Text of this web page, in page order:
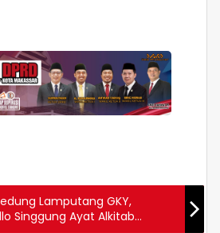
Lamputang GKY,
Singgung Ayat Alkitab